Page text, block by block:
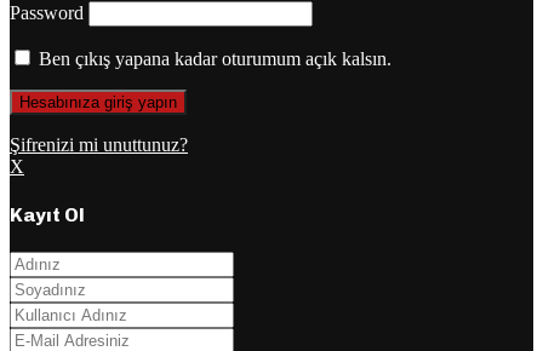
Password
Ben çıkış yapana kadar oturumum açık kalsın.
Şifrenizi mi unuttunuz?
X
Kayıt Ol